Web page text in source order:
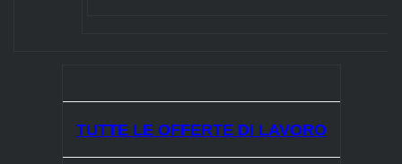
TUTTE LE OFFERTE DI LAVORO